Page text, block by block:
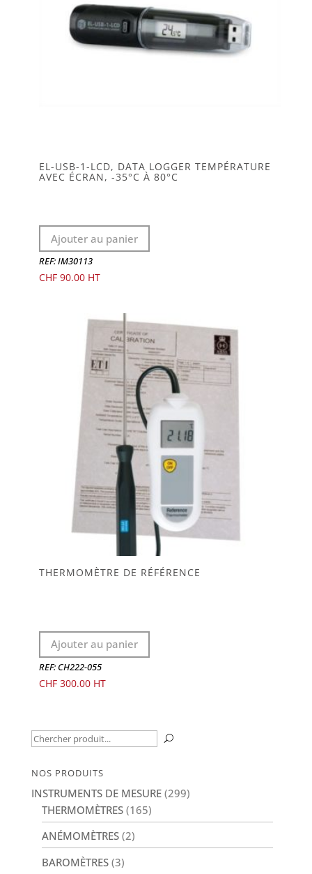
EL-USB-1-LCD, DATA LOGGER TEMPÉRATURE
AVEC ÉCRAN, -35°C À 80°C
Ajouter au panier
REF: IM30113
CHF90.00
THERMOMÈTRE DE RÉFÉRENCE
Ajouter au panier
REF: CH222-055
CHF300.00
Recherche
U
NOS PRODUITS
INSTRUMENTS DE MESURE (299)
THERMOMÈTRES (165)
ANÉMOMÈTRES (2)
BAROMÈTRES (3)